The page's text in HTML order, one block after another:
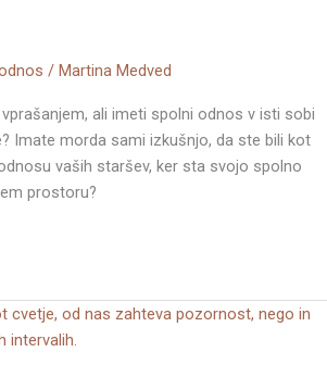
/ Martina Medved
ali imeti spolni odnos v isti sobi
Imate morda sami izkušnjo, da ste bili kot
vaših staršev, ker sta svojo spolno
prostoru?